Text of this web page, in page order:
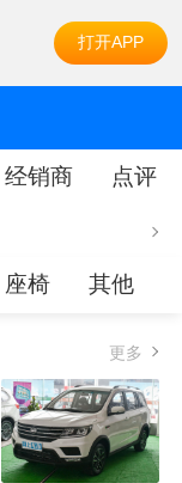
打开APP
经销商 点评
座椅 其他
更多